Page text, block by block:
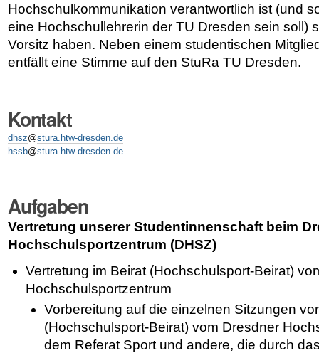
Hochschulkommunikation verantwortlich ist (und
eine Hochschullehrerin der TU Dresden sein soll)
Vorsitz haben. Neben einem studentischen
entfällt eine Stimme auf den StuRa TU Dresden.
Kontakt
dhsz@stura.htw-dresden.de
hssb@stura.htw-dresden.de
Aufgaben
Vertretung unserer Studentinnenschaft beim
Hochschulsportzentrum (DHSZ)
Vertretung im Beirat (Hochschulsport-Beirat)
Hochschulsportzentrum
Vorbereitung auf die einzelnen Sitzungen
(Hochschulsport-Beirat) vom Dresdner
dem Referat Sport und andere, die durch